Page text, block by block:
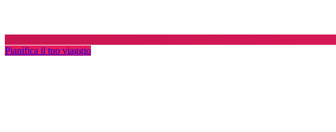
Pianifica il tuo viaggio